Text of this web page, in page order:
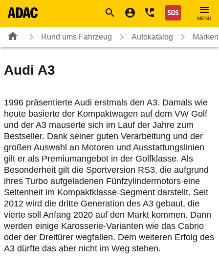
Nothilfe
MENÜ
Rund ums Fahrzeug Autokatalog
Audi A3
1996 präsentierte Audi erstmals den A3. Damals wie
heute basierte der Kompaktwagen auf dem VW Golf
und der A3 mauserte sich im Lauf der Jahre zum
Bestseller. Dank seiner guten Verarbeitung und der
großen Auswahl an Motoren und Ausstattungslinien
gilt er als Premiumangebot in der Golfklasse. Als
Besonderheit gilt die Sportversion RS3, die aufgrund
ihres Turbo aufgeladenen Fünfzylindermotors eine
Seltenheit im Kompaktklasse-Segment darstellt. Seit
2012 wird die dritte Generation des A3 gebaut, die
vierte soll Anfang 2020 auf den Markt kommen. Dann
werden einige Karosserie-Varianten wie das Cabrio
oder der Dreitürer wegfallen. Dem weiteren Erfolg des
A3 dürfte das aber nicht im Weg stehen.